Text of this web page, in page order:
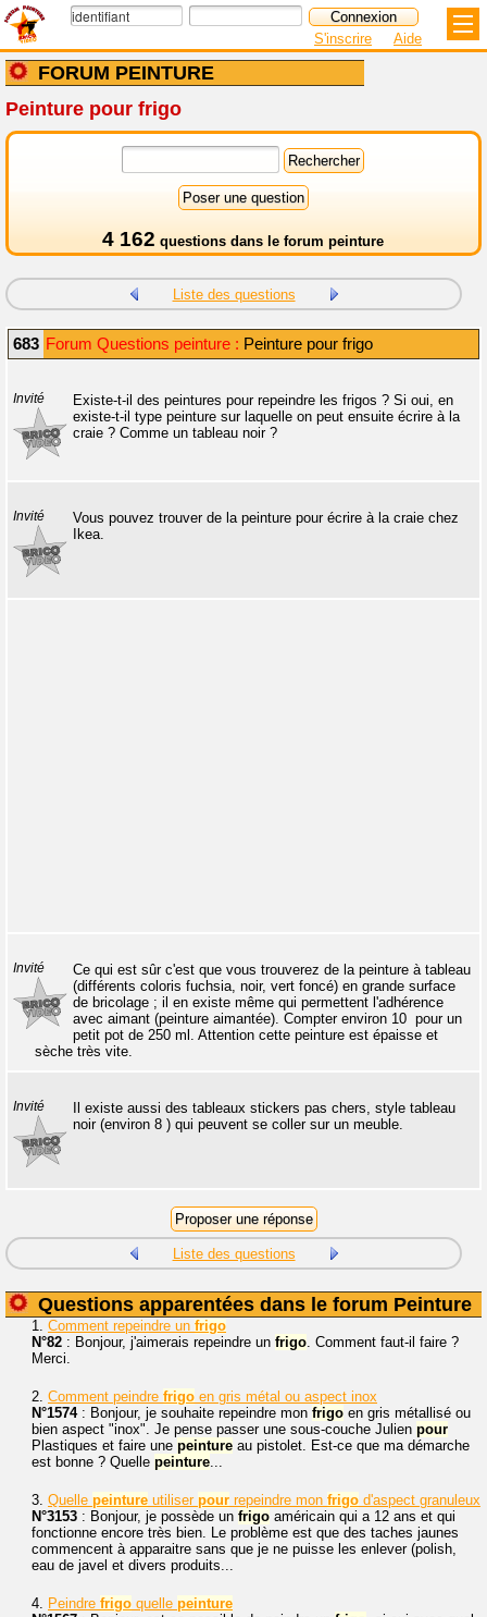
FORUM PEINTURE
S'inscrire Aide
Peinture pour frigo
4 162 questions dans le forum peinture
Liste des questions
683 Forum Questions peinture : Peinture pour frigo
Invité
Existe-t-il des peintures pour repeindre les frigos ? Si oui, en
existe-t-il type peinture sur laquelle on peut ensuite écrire à la
craie ? Comme un tableau noir ?
Invité
Vous pouvez trouver de la peinture pour écrire à la craie chez
Ikea.
Invité
Ce qui est sûr c'est que vous trouverez de la peinture à tableau
(différents coloris fuchsia, noir, vert foncé) en grande surface
de bricolage ; il en existe même qui permettent l'adhérence
avec aimant (peinture aimantée). Compter environ 10  pour un
petit pot de 250 ml. Attention cette peinture est épaisse et
sèche très vite.
Invité
Il existe aussi des tableaux stickers pas chers, style tableau
noir (environ 8 ) qui peuvent se coller sur un meuble.
Liste des questions
Questions apparentées dans le forum Peinture
1. Comment repeindre un frigo
N°82 : Bonjour, j'aimerais repeindre un frigo. Comment faut-il faire ?
Merci.
2. Comment peindre frigo en gris métal ou aspect inox
N°1574: Bonjour, je souhaite repeindre mon frigo en gris métallisé ou
bien aspect "inox". Je pense passer une sous-couche Julien pour
Plastiques et faire une peinture au pistolet. Est-ce que ma démarche
est bonne ? Quelle peinture...
3. Quelle peinture utiliser pour repeindre mon frigo d'aspect granuleux
N°3153 : Bonjour, je possède un frigo américain qui a 12 ans et qui
fonctionne encore très bien. Le problème est que des taches jaunes
commencent à apparaitre sans que je ne puisse les enlever (polish,
eau de javel et divers produits...
4. Peindre frigo quelle peinture